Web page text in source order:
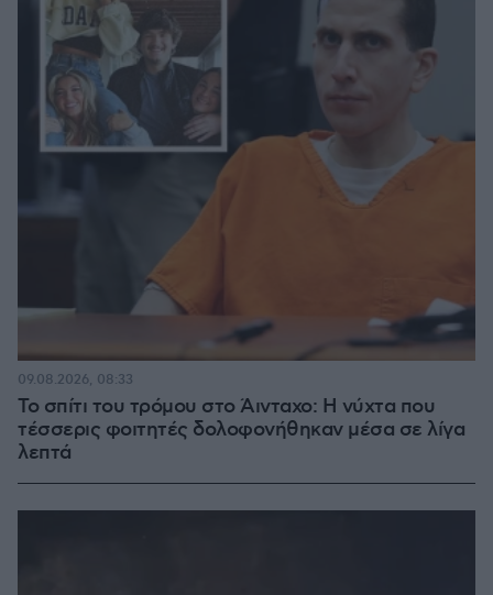
Το σπίτι του τρόμου στο Άινταχο: Η νύχτα που
τέσσερις φοιτητές δολοφονήθηκαν μέσα σε λίγα
λεπτά
09.08.2026, 08:33